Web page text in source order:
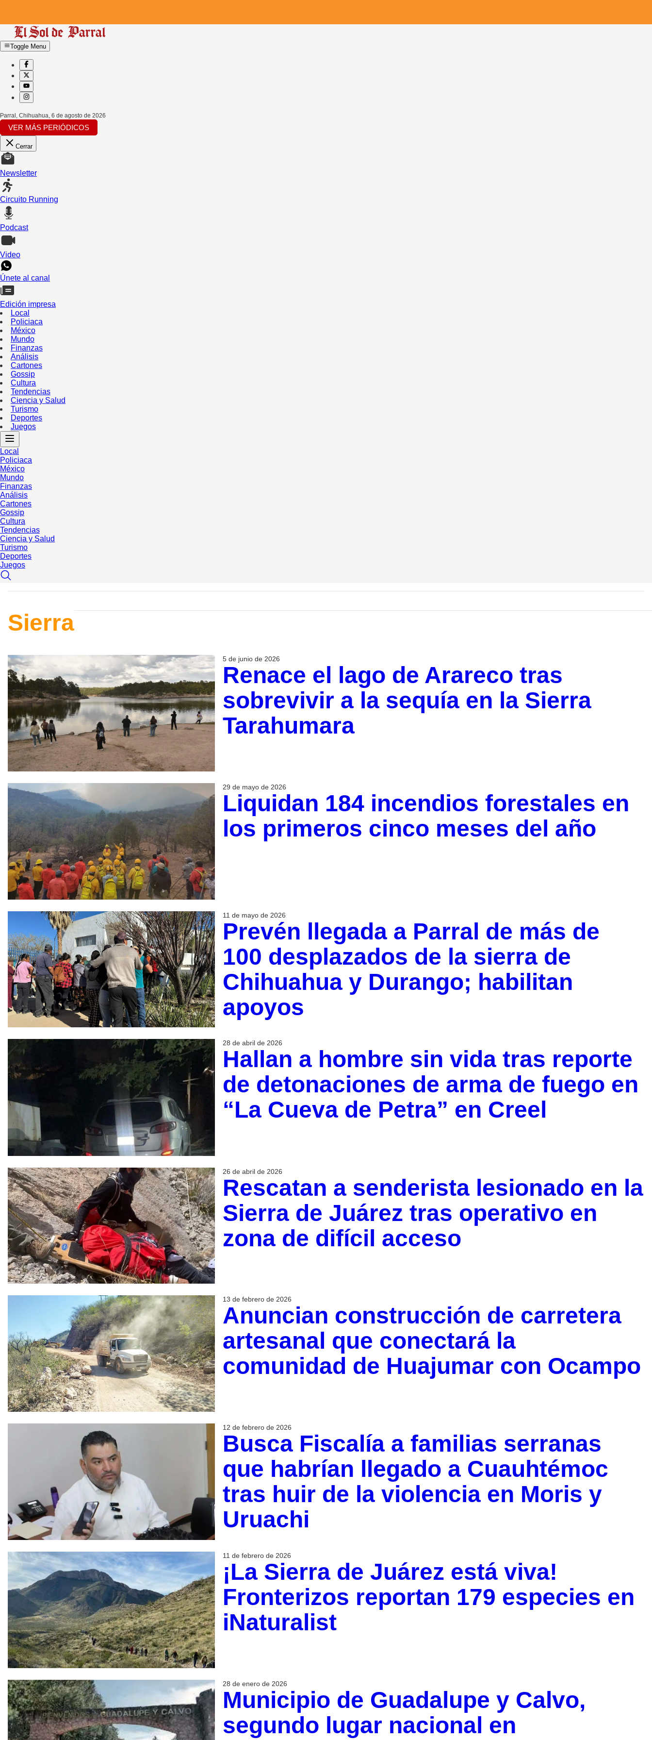
Toggle Menu
Parral, Chihuahua 6 de agosto de 2026
VER MÁS PERIÓDICOS
Cerrar
Newsletter
Circuito Running
Podcast
Video
Únete al canal
Edición impresa
Local
Policiaca
México
Mundo
Finanzas
Análisis
Cartones
Gossip
Cultura
Tendencias
Ciencia y Salud
Turismo
Deportes
Juegos
Local
Policiaca
México
Mundo
Finanzas
Análisis
Cartones
Gossip
Cultura
Tendencias
Ciencia y Salud
Turismo
Deportes
Juegos
Sierra
5 de junio de 2026
Renace el lago de Arareco tras
sobrevivir a la sequía en la Sierra
Tarahumara
29 de mayo de 2026
Liquidan 184 incendios forestales en
los primeros cinco meses del año
11 de mayo de 2026
Prevén llegada a Parral de más de
100 desplazados de la sierra de
Chihuahua y Durango; habilitan
apoyos
28 de abril de 2026
Hallan a hombre sin vida tras reporte
de detonaciones de arma de fuego en
“La Cueva de Petra” en Creel
26 de abril de 2026
Rescatan a senderista lesionado en la
Sierra de Juárez tras operativo en
zona de difícil acceso
13 de febrero de 2026
Anuncian construcción de carretera
artesanal que conectará la
comunidad de Huajumar con Ocampo
12 de febrero de 2026
Busca Fiscalía a familias serranas
que habrían llegado a Cuauhtémoc
tras huir de la violencia en Moris y
Uruachi
11 de febrero de 2026
¡La Sierra de Juárez está viva!
Fronterizos reportan 179 especies en
iNaturalist
28 de enero de 2026
Municipio de Guadalupe y Calvo,
segundo lugar nacional en